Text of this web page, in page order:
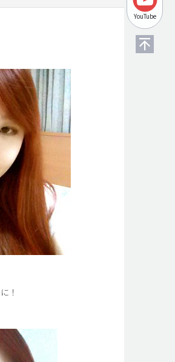
YouTube
！